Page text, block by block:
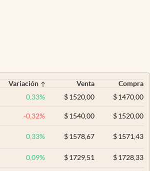
Variación Venta
Compra
0,33% $ 1520,00 $1470,00
-0,32% $ 1540,00 $1520,00
0,33% $ 1578,67 $1571,43
0,09% $ 1729,51 $1728,33